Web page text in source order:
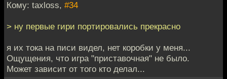
Кому: taxloss, #34
> ну первые гири портировались прекрасно
я их тока на писи видел, нет коробки у меня...
Ощущения, что игра "приставочная" не было.
Может зависит от того кто делал...